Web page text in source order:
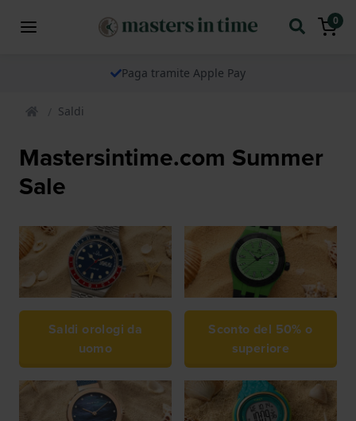
0
Paga tramite Apple Pay
Saldi
Mastersintime.com Summer
Sale
Saldi orologi da
uomo
Sconto del 50% o
superiore